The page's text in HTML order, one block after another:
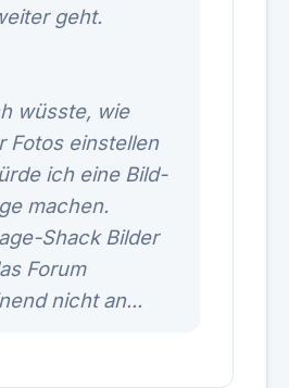
geht.
wüsste, wie
Fotos einstellen
ich eine Bild-
machen.
Shack Bilder
Forum
nicht an...